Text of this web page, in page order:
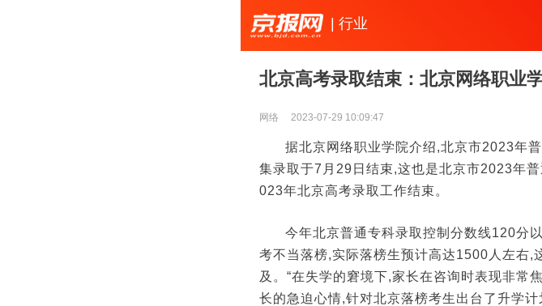
| 行业
北京高考录取结束：北京网络职业
网络 2023-07-29 10:09:47
据北京网络职业学院介绍,北京市2023年
集录取于7月29日结束,这也是北京市2023年
023年北京高考录取工作结束。
今年北京普通专科录取控制分数线120分
考不当落榜,实际落榜生预计高达1500人左右,
及。“在失学的窘境下,家长在咨询时表现非常
长的急迫心情,针对北京落榜考生出台了升学计